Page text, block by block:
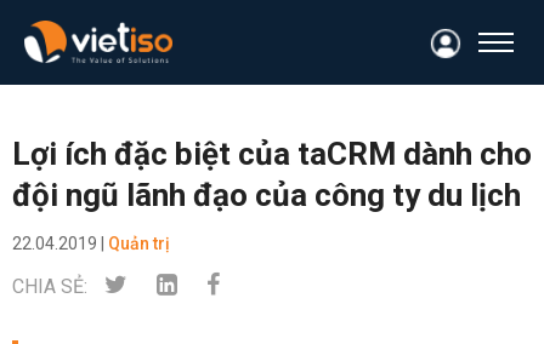
Lợi ích đặc biệt của taCRM dành cho
đội ngũ lãnh đạo của công ty du lịch
22.04.2019 | Quản trị
CHIA SẺ: